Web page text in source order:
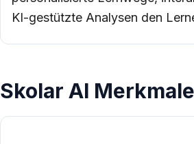
KI-gestützte Analysen den
Skolar AI Merkmale